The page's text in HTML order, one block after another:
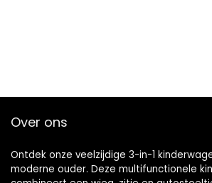
Over ons
Ontdek onze veelzijdige 3-in-1
moderne ouder. Deze multifunctionele